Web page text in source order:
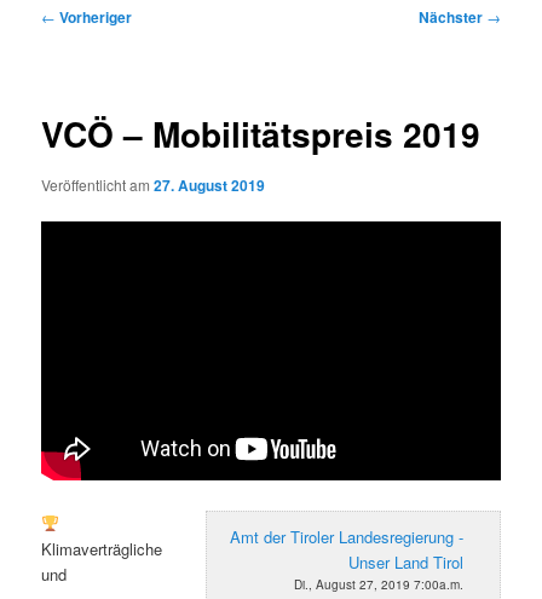
Beitragsnavigation
← Vorheriger Nächster →
VCÖ – Mobilitätspreis 2019
Veröffentlicht am27. August 2019
Amt der Tiroler Landesregierung -
Unser Land Tirol
Di., August 27, 2019 7:00a.m.
Klimaverträgliche
und